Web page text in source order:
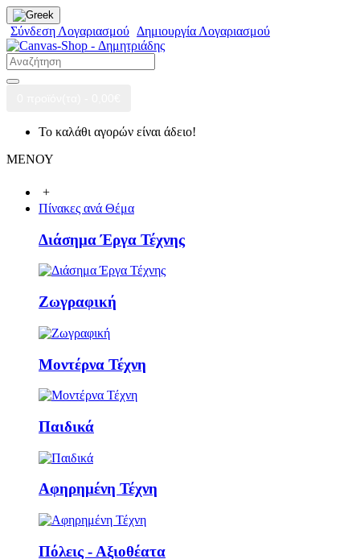
Σύνδεση Λογαριασμού Δημιουργία Λογαριασμού
Το καλάθι αγορών είναι άδειο!
ΜΕΝΟΥ
+
Πίνακες ανά Θέμα
Διάσημα Έργα Τέχνης
Ζωγραφική
Μοντέρνα Τέχνη
Παιδικά
Αφηρημένη Τέχνη
Πόλεις - Αξιοθέατα